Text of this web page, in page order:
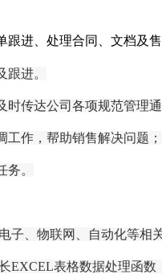
跟进、处理合同、文档及
进。
传达公司各项规范管理通
作，帮助销售解决问题；
。
子、物联网、自动化等相
EXCEL表格数据处理函数